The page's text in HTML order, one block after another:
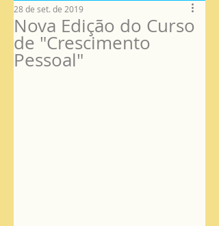
Nova Edição do Curso
de "Crescimento
Pessoal"
28 de set. de 2019